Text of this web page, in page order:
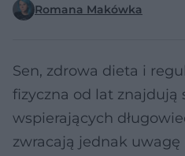
Romana Makówka
Sen, zdrowa dieta i
fizyczna od lat znajdują
wspierających
zwracają jednak uwagę